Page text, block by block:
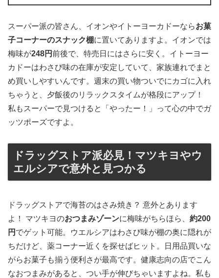
スーパー派の皆さん、イオンやイトーヨーカドーならお菓
子コーナーのスナック棚に置いてありますよ。イオンでは
梅味が248円前後で、特売日にはさらに安く。イトーヨー
カドーはわさび味の在庫が安定していて、家族連れでまと
め買いしやすいんです。週末の買い物ついでにカゴに入れ
ちゃうと、夕飯後のリラックスタイムが格段にアップ！
私もスーパーで見つけると「やったー！」って心の中でガ
ッツポーズですよ。
ドラッグストア派必見！マツキヨやウ
エルシアで意外と見つかる
ドラッグストアで海苔のはさみ焼き？ 意外とあります
よ！ マツキヨのおつまみゾーンに梅味がちらほら、 約200
円 でゲット可能。ウエルシアはわさび味が棚の奥に隠れが
ちだけど、薬コーナー近くを探せばヒット。日用品買いな
がらお菓子も揃う便利さが最高です。健康志向の店でこん
なおつまみがあると、つい手が伸びちゃいますよね。私も